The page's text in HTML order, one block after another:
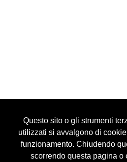
Questo sito o gli strumenti
utilizzati si avvalgono di cookie
funzionamento. Chiudendo
scorrendo questa pagina o
Privacy
© guidocosta projects